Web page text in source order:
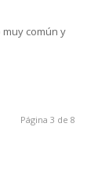
común y
Página 3 de 8